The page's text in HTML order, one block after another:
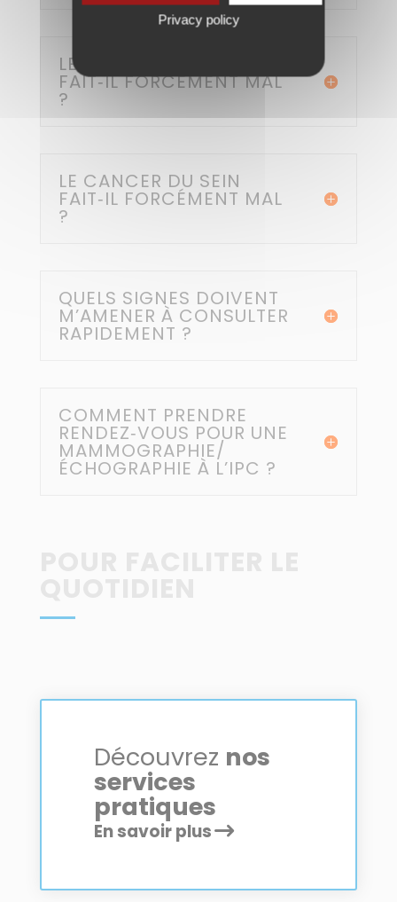
LE CANCER DU SEIN
FAIT‑IL FORCÉMENT MAL
?
LE CANCER DU SEIN
FAIT‑IL FORCÉMENT MAL
?
QUELS SIGNES DOIVENT
M’AMENER À CONSULTER
RAPIDEMENT ?
COMMENT PRENDRE
RENDEZ‑VOUS POUR UNE
MAMMOGRAPHIE/
ÉCHOGRAPHIE À L’IPC ?
Découvrez nos
services
pratiques
En savoir plus
Privacy policy